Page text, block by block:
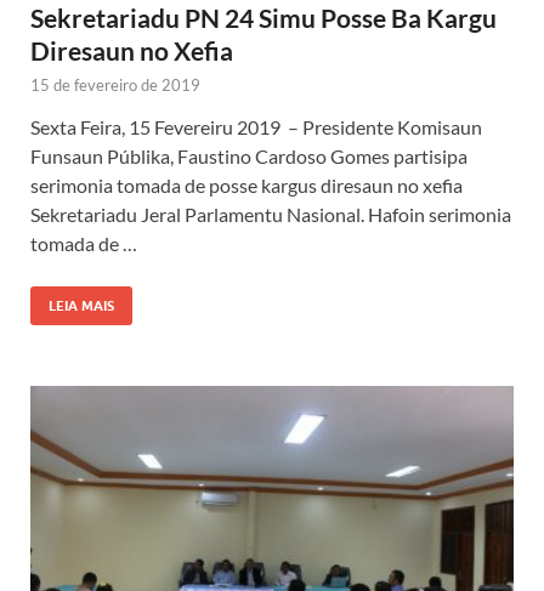
Sekretariadu PN 24 Simu Posse Ba Kargu
Diresaun no Xefia
15 de fevereiro de 2019
Sexta Feira, 15 Fevereiru 2019 – Presidente Komisaun
Funsaun Públika, Faustino Cardoso Gomes partisipa
serimonia tomada de posse kargus diresaun no xefia
Sekretariadu Jeral Parlamentu Nasional. Hafoin serimonia
tomada de …
LEIA MAIS